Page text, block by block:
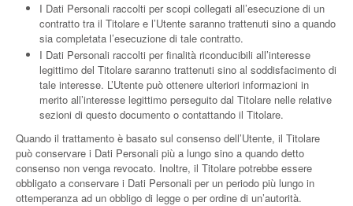
I Dati Personali raccolti per scopi collegati all’esecuzione di un
contratto tra il Titolare e l’Utente saranno trattenuti sino a quando
sia completata l’esecuzione di tale contratto.
I Dati Personali raccolti per finalità riconducibili all’interesse
legittimo del Titolare saranno trattenuti sino al soddisfacimento di
tale interesse. L’Utente può ottenere ulteriori informazioni in
merito all’interesse legittimo perseguito dal Titolare nelle relative
sezioni di questo documento o contattando il Titolare.
Quando il trattamento è basato sul consenso dell’Utente, il Titolare
può conservare i Dati Personali più a lungo sino a quando detto
consenso non venga revocato. Inoltre, il Titolare potrebbe essere
obbligato a conservare i Dati Personali per un periodo più lungo in
ottemperanza ad un obbligo di legge o per ordine di un’autorità.